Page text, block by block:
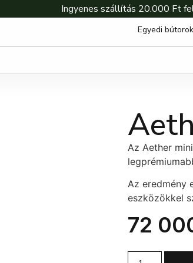
Ingyenes szállítás 20.000 Ft
Egyedi bútorok
Az Aether
Az eredmény
eszközökkel
72